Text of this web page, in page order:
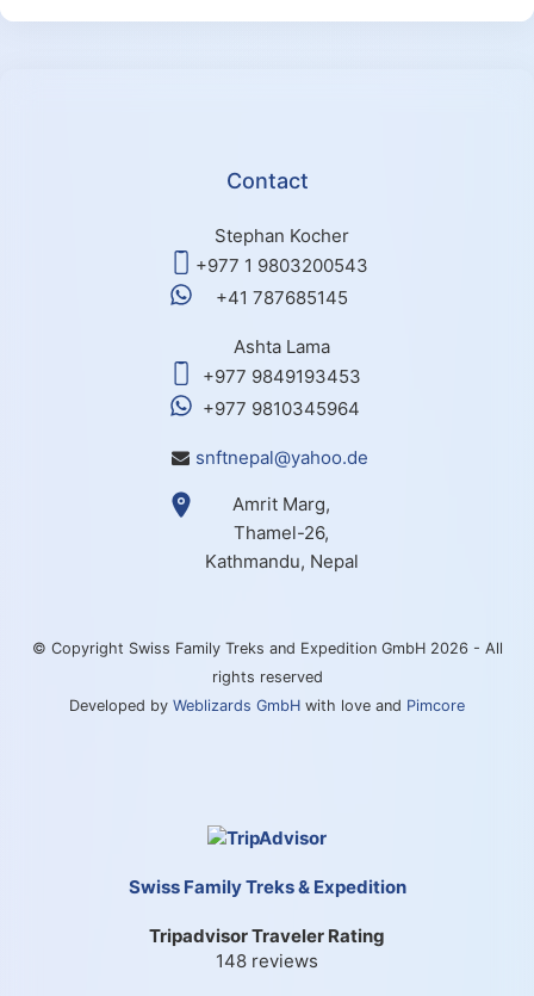
Contact
Stephan Kocher
+977 1 9803200543
+41 787685145
Ashta Lama
+977 9849193453
+977 9810345964
snftnepal@yahoo.de
Amrit Marg,
Thamel-26,
Kathmandu, Nepal
© Copyright Swiss Family Treks and Expedition GmbH 2026 - All
rights reserved
Developed by Weblizards GmbH with love and Pimcore
Swiss Family Treks & Expedition
Tripadvisor Traveler Rating
148 reviews